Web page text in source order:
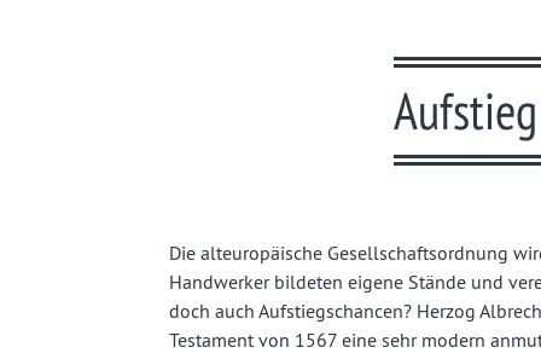
vergessenes
Land
Die alteuropäische Gesellschaftsordnung
Handwerker bildeten eigene Stände und
doch auch Aufstiegschancen? Herzog
Testament von 1567 eine sehr modern